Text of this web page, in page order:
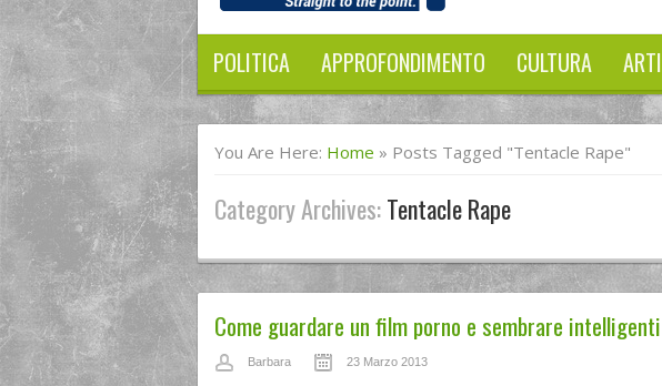
POLITICA APPROFONDIMENTO CULTURA ARTI
You Are Here: Home » Posts Tagged "tentacle Rape"
Category Archives:Tentacle Rape
Come guardare un film porno e sembrare intelligenti
Barbara 23 Marzo 2013